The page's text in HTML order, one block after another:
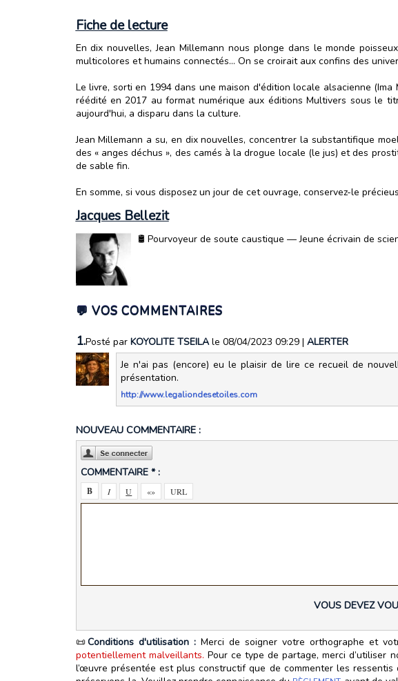
Fiche de lecture
En dix nouvelles, Jean Millemann nous plonge dans le monde
multicolores et humains connectés... On se croirait aux confins des
Le livre, sorti en 1994 dans une maison d'édition locale alsacienne
réédité en 2017 au format numérique aux éditions Multivers sous le
aujourd'hui, a disparu dans la culture.
Jean Millemann a su, en dix nouvelles, concentrer la substantifique
des « anges déchus », des camés à la drogue locale (le jus) et des
de sable fin.
En somme, si vous disposez un jour de cet ouvrage, conservez-le
Jacques Bellezit
🛢️ Pourvoyeur de soute caustique — Jeune écrivain de
💬 VOS COMMENTAIRES
1.Posté par KOYOLITE TSEILAle 08/04/2023 09:29 | ALERTER
Je n'ai pas (encore) eu le plaisir de lire ce recueil de
présentation.
http://www.legaliondesetoiles.com
NOUVEAU COMMENTAIRE :
COMMENTAIRE * :
VOUS DEVEZ
📜Conditions d'utilisation :Merci de soigner votre orthographe et
potentiellement malveillants. Pour ce type de partage, merci d’utiliser
l’œuvre présentée est plus constructif que de commenter les